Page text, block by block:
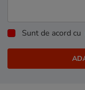
Sunt de acord cu